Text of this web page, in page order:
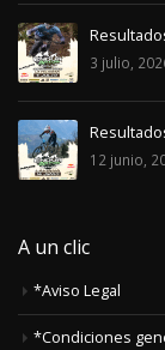
3 julio,
12 junio,
A un clic
*Aviso Legal
*Condiciones